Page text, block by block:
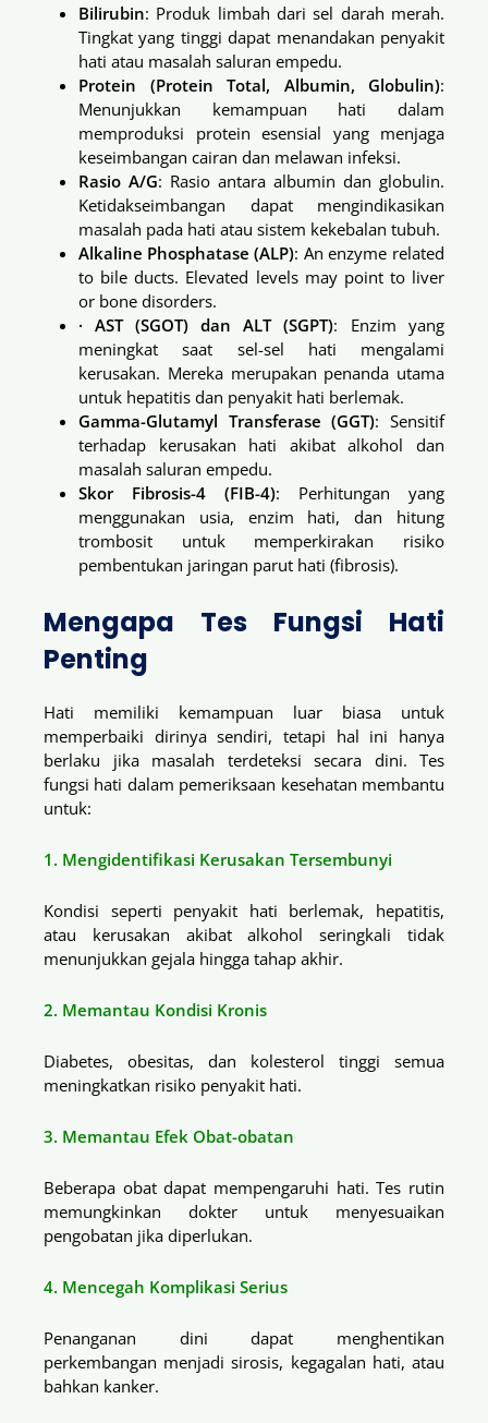
Bilirubin: Produk limbah dari sel darah merah.
Tingkat yang tinggi dapat menandakan penyakit
hati atau masalah saluran empedu.
Protein (Protein Total, Albumin, Globulin):
Menunjukkan kemampuan hati dalam
memproduksi protein esensial yang menjaga
keseimbangan cairan dan melawan infeksi.
Rasio A/G: Rasio antara albumin dan globulin.
Ketidakseimbangan dapat mengindikasikan
masalah pada hati atau sistem kekebalan tubuh.
Alkaline Phosphatase (ALP): An enzyme related
to bile ducts. Elevated levels may point to liver
or bone disorders.
· AST (SGOT) dan ALT (SGPT): Enzim yang
meningkat saat sel-sel hati mengalami
kerusakan. Mereka merupakan penanda utama
untuk hepatitis dan penyakit hati berlemak.
Gamma-Glutamyl Transferase (GGT): Sensitif
terhadap kerusakan hati akibat alkohol dan
masalah saluran empedu.
Skor Fibrosis-4 (FIB-4): Perhitungan yang
menggunakan usia, enzim hati, dan hitung
trombosit untuk memperkirakan risiko
pembentukan jaringan parut hati (fibrosis).
Mengapa Tes Fungsi Hati
Penting
Hati memiliki kemampuan luar biasa untuk
memperbaiki dirinya sendiri, tetapi hal ini hanya
berlaku jika masalah terdeteksi secara dini. Tes
fungsi hati dalam pemeriksaan kesehatan membantu
untuk:
1. Mengidentifikasi Kerusakan Tersembunyi
Kondisi seperti penyakit hati berlemak, hepatitis,
atau kerusakan akibat alkohol seringkali tidak
menunjukkan gejala hingga tahap akhir.
2. Memantau Kondisi Kronis
Diabetes, obesitas, dan kolesterol tinggi semua
meningkatkan risiko penyakit hati.
3. Memantau Efek Obat-obatan
Beberapa obat dapat mempengaruhi hati. Tes rutin
memungkinkan dokter untuk menyesuaikan
pengobatan jika diperlukan.
4. Mencegah Komplikasi Serius
Penanganan dini dapat menghentikan
perkembangan menjadi sirosis, kegagalan hati, atau
bahkan kanker.